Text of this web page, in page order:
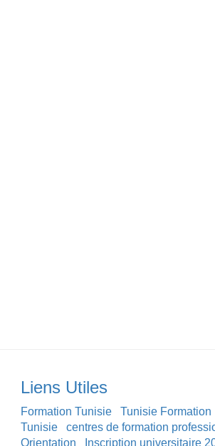
Liens Utiles
Formation Tunisie Tunisie Formation
Tunisie
centres de formation
Orientation
Inscription universitaire